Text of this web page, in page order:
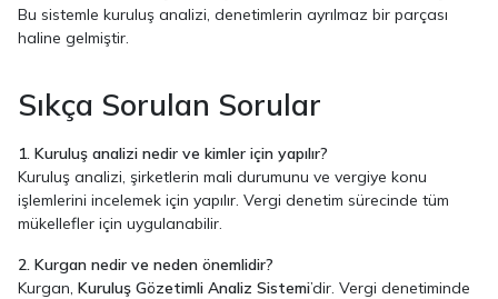
Bu sistemle kuruluş analizi, denetimlerin ayrılmaz bir parçası
haline gelmiştir.
Sıkça Sorulan Sorular
1. Kuruluş analizi nedir ve kimler için yapılır?
Kuruluş analizi, şirketlerin mali durumunu ve vergiye konu
işlemlerini incelemek için yapılır. Vergi denetim sürecinde tüm
mükellefler için uygulanabilir.
2. Kurgan nedir ve neden önemlidir?
Kurgan, Kuruluş Gözetimli Analiz Sistemi’dir. Vergi denetiminde